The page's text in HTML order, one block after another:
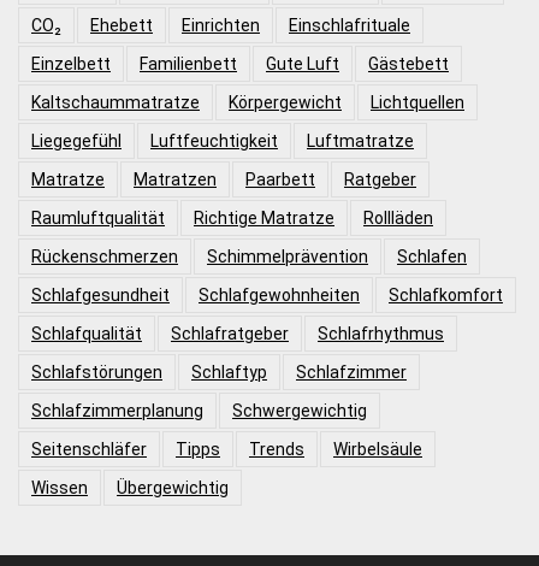
CO₂
Ehebett Einrichten
Einschlafrituale
Einzelbett
Familienbett Gute Luft
Gästebett
Kaltschaummatratze
Körpergewicht
Lichtquellen
Liegegefühl
Luftfeuchtigkeit
Luftmatratze
Matratze
Matratzen Paarbett
Ratgeber
Raumluftqualität
Richtige Matratze
Rollläden
Rückenschmerzen
Schimmelprävention
Schlafen
Schlafgesundheit
Schlafgewohnheiten
Schlafkomfort
Schlafqualität
Schlafratgeber
Schlafrhythmus
Schlafstörungen
Schlaftyp
Schlafzimmer
Schlafzimmerplanung
Schwergewichtig
Seitenschläfer
Tipps Trends
Wirbelsäule
Wissen
Übergewichtig